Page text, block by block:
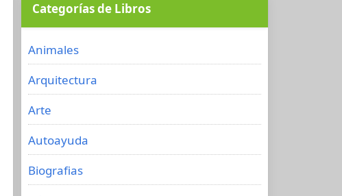
Categorías de Libros
Animales
Arquitectura
Arte
Autoayuda
Biografias